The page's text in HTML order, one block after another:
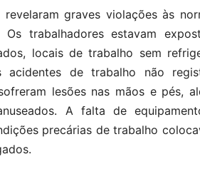
revelaram graves violações às
trabalhadores estavam
locais de trabalho sem
acidentes de trabalho não
lesões nas mãos e pés,
A falta de
precárias de trabalho